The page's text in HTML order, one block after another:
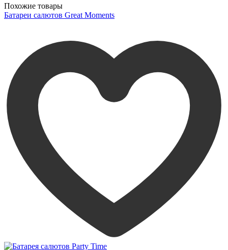
Похожие товары
Батареи салютов Great Moments